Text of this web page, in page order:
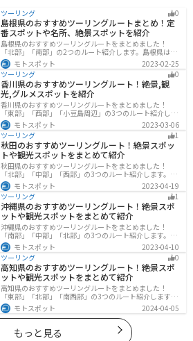
ツーリング 0
島根県のおすすめツーリングルートまとめ！定
番スポットや名所、絶景スポットを紹介
島根県のおすすめツーリングルートをまとめました！
「北部」「南部」の2つのルート紹介します。島根県は、
海と山が近く、1日で全然違う景色を堪能することができ
ます。バイクで島根県にツーリングに行く際は参考にし
てください。
モトスポット
2023-02-25
ツーリング
0
香川県のおすすめツーリングルート！絶景,観
光,グルメスポットを紹介
香川県のおすすめツーリングルートをまとめました！
「東部」「西部」「小豆島周辺」の3つのルート紹介しま
す。自然豊かな山から海、絶品グルメを満喫するツーリ
ングができます。バイクで香川県にツーリングに行く際
は参考にしてください。
モトスポット
2023-03-06
ツーリング
1
秋田のおすすめツーリングルート！絶景スポッ
トや観光スポットをまとめて紹介
秋田県のおすすめツーリングルートをまとめました！
「北部」「中部」「西部」の3つのルート紹介します。自
然豊かな山々や湖、温泉地が点在し、四季折々の景色を
楽しめるスポットが多数あります。バイクで秋田県にツ
ーリングに行く際は参考にしてください。
モトスポット
2023-04-19
ツーリング
1
沖縄県のおすすめツーリングルート！絶景スポ
ットや観光スポットをまとめて紹介
沖縄県のおすすめツーリングルートをまとめました！
「南部」「中部」「北部」の3つのルート紹介します。美
しいビーチや歴史と文化に溢れたスポットが多数あり、
様々な楽しみ方ができます。バイクで沖縄県にツーリン
グに行く際は参考にしてください。
モトスポット
2023-04-10
ツーリング
0
高知県のおすすめツーリングルート！絶景スポ
ットや観光スポットをまとめて紹介
高知県のおすすめツーリングルートをまとめました！
「東部」「北部」「南西部」の3つのルート紹介します。
山と海どちらも楽しめるスポットが多数あり、様々な楽
しみ方ができます。バイクで高知県にツーリングに行く
際は参考にしてください。
モトスポット 2024-04-05
もっと見る